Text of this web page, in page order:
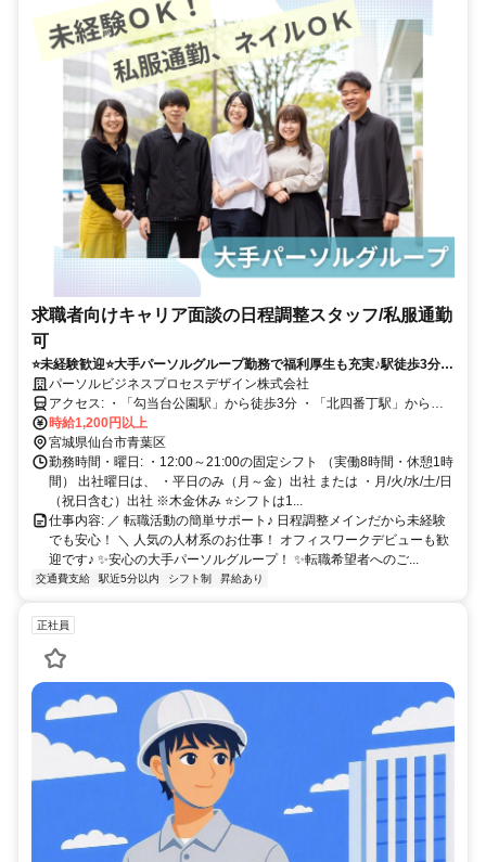
求職者向けキャリア面談の日程調整スタッフ/私服通勤
可
⭐未経験歓迎⭐大手パーソルグループ勤務で福利厚生も充実♪駅徒歩3分の
好立地！
パーソルビジネスプロセスデザイン株式会社
アクセス: ・「勾当台公園駅」から徒歩3分 ・「北四番丁駅」から徒
歩4分
時給1,200円以上
宮城県仙台市青葉区
勤務時間・曜日: ・12:00～21:00の固定シフト （実働8時間・休憩1時
間） 出社曜日は、 ・平日のみ（月～金）出社 または ・月/火/水/土/日
（祝日含む）出社 ※木金休み ⭐シフトは1...
仕事内容: ／ 転職活動の簡単サポート♪ 日程調整メインだから未経験
でも安心！ ＼ 人気の人材系のお仕事！ オフィスワークデビューも歓
迎です♪ ✨安心の大手パーソルグループ！ ✨転職希望者へのご...
交通費支給 駅近5分以内 シフト制 昇給あり
正社員